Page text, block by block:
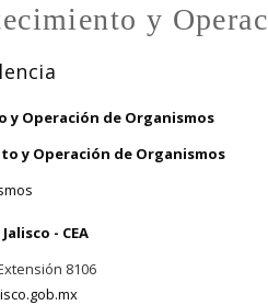
y
y Operación de Organismos
y Operación de Organismos
- CEA
8106